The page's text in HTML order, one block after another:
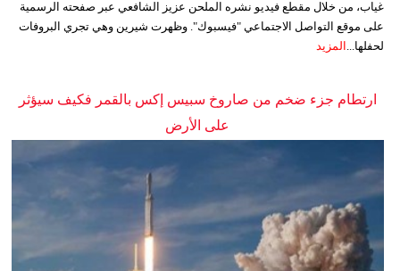
غياب، من خلال مقطع فيديو نشره الملحن عزيز الشافعي عبر صفحته الرسمية
على موقع التواصل الاجتماعي "فيسبوك". وظهرت شيرين وهي تجري البروفات
لحفلها... المزيد
ارتطام جزء ضخم من صاروخ سبيس إكس بالقمر فكيف سيؤثر
على الأرض